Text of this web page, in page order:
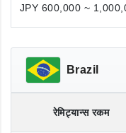
JPY 600,000 ~
Brazil
रेमिट्यान्स रकम